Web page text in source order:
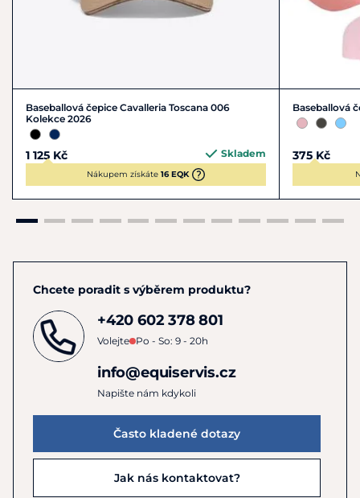
Baseballová čepice Cavalleria Toscana 006
Kolekce 2026
1 125 Kč Skladem
Nákupem získáte 16 EQK
Baseballová
375 Kč
Chcete poradit s výběrem produktu?
+420 602 378 801
Volejte Po - So: 9 - 20h
info@equiservis.cz
Napište nám kdykoli
Často kladené dotazy
Jak nás kontaktovat?